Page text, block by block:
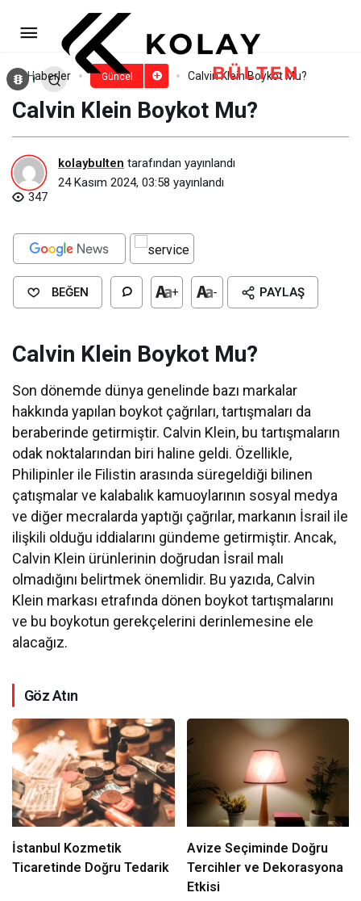
Haberler Güncel Calvin Klein Boykot Mu?
Calvin Klein Boykot Mu?
kolaybulten tarafından yayınlandı
24 Kasım 2024, 03:58 yayınlandı
347
BEĞEN + - PAYLAŞ
Calvin Klein Boykot Mu?
Son dönemde dünya genelinde bazı markalar
hakkında yapılan boykot çağrıları, tartışmaları da
beraberinde getirmiştir. Calvin Klein, bu tartışmaların
odak noktalarından biri haline geldi. Özellikle,
Philipinler ile Filistin arasında süregeldiği bilinen
çatışmalar ve kalabalık kamuoylarının sosyal medya
ve diğer mecralarda yaptığı çağrılar, markanın İsrail ile
ilişkili olduğu iddialarını gündeme getirmiştir. Ancak,
Calvin Klein ürünlerinin doğrudan İsrail malı
olmadığını belirtmek önemlidir. Bu yazıda, Calvin
Klein markası etrafında dönen boykot tartışmalarını
ve bu boykotun gerekçelerini derinlemesine ele
alacağız.
Göz Atın
İstanbul Kozmetik
Ticaretinde Doğru Tedarik
Avize Seçiminde Doğru
Tercihler ve Dekorasyona
Etkisi
Apple Boykot Mu?
Yorum Yap Paylaş